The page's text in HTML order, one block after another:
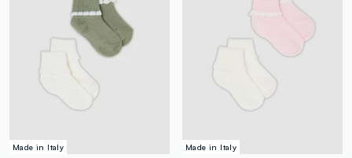
Made in Italy Made in Italy